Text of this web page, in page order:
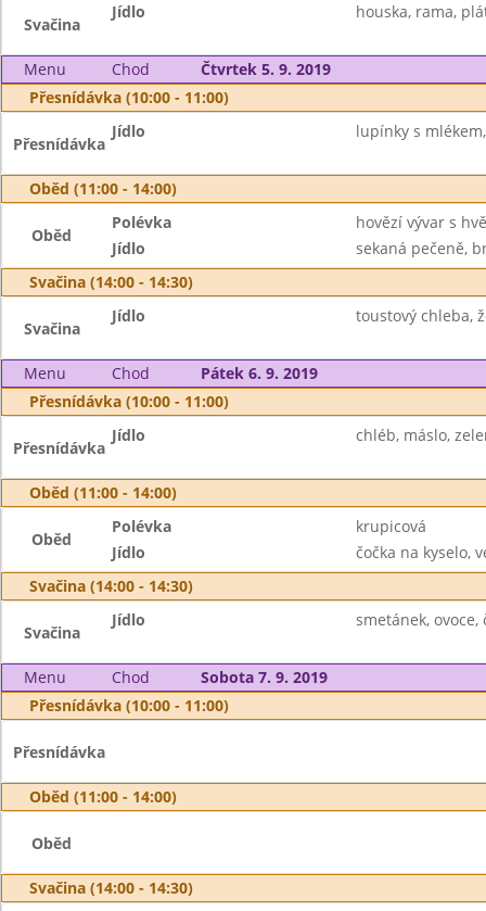
Svačina
Jídlo houska, rama,
Menu Chod
Čtvrtek 5. 9. 2019
Přesnídávka (10:00 - 11:00)
Přesnídávka
Jídlo lupínky s
Oběd (11:00 - 14:00)
Oběd
Polévka
hovězí vývar s
Jídlo
sekaná pečeně,
Svačina (14:00 - 14:30)
Svačina
Jídlo toustový chleba,
Menu Chod
Pátek 6. 9. 2019
Přesnídávka (10:00 - 11:00)
Přesnídávka
Jídlo chléb, máslo,
Oběd (11:00 - 14:00)
Oběd
Polévka
krupicová
Jídlo
čočka na kyselo,
Svačina (14:00 - 14:30)
Svačina
Jídlo smetánek, ovoce,
Menu Chod
Sobota 7. 9. 2019
Přesnídávka (10:00 - 11:00)
Přesnídávka
Oběd (11:00 - 14:00)
Oběd
Svačina (14:00 - 14:30)